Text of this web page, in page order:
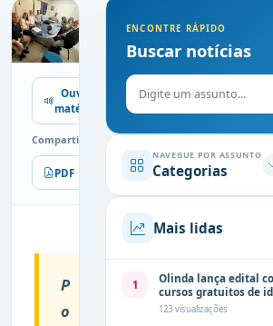
Ouvir
matéria
Compartilhe
PDF Imprimir
P
o
ENCONTRE RÁPIDO
Buscar notícias
Digite o assunto
NAVEGUE POR ASSUNTO
Categorias
Mais lidas
1
Olinda lança edital
cursos gratuitos de
comunicação
123 visualizações